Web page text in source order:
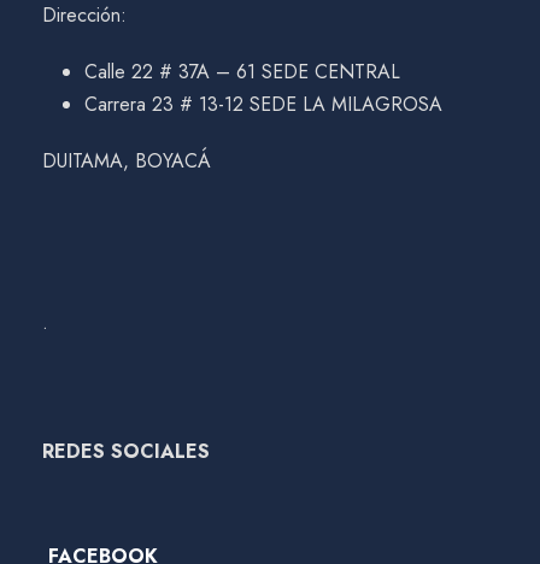
Dirección:
Calle 22 # 37A – 61 SEDE CENTRAL
Carrera 23 # 13-12 SEDE LA MILAGROSA
DUITAMA, BOYACÁ
.
REDES SOCIALES
FACEBOOK